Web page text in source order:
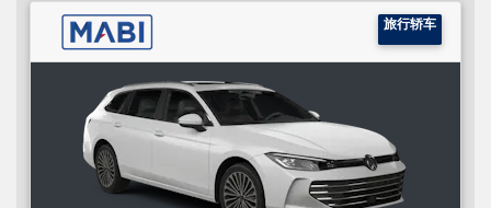
旅行轿车